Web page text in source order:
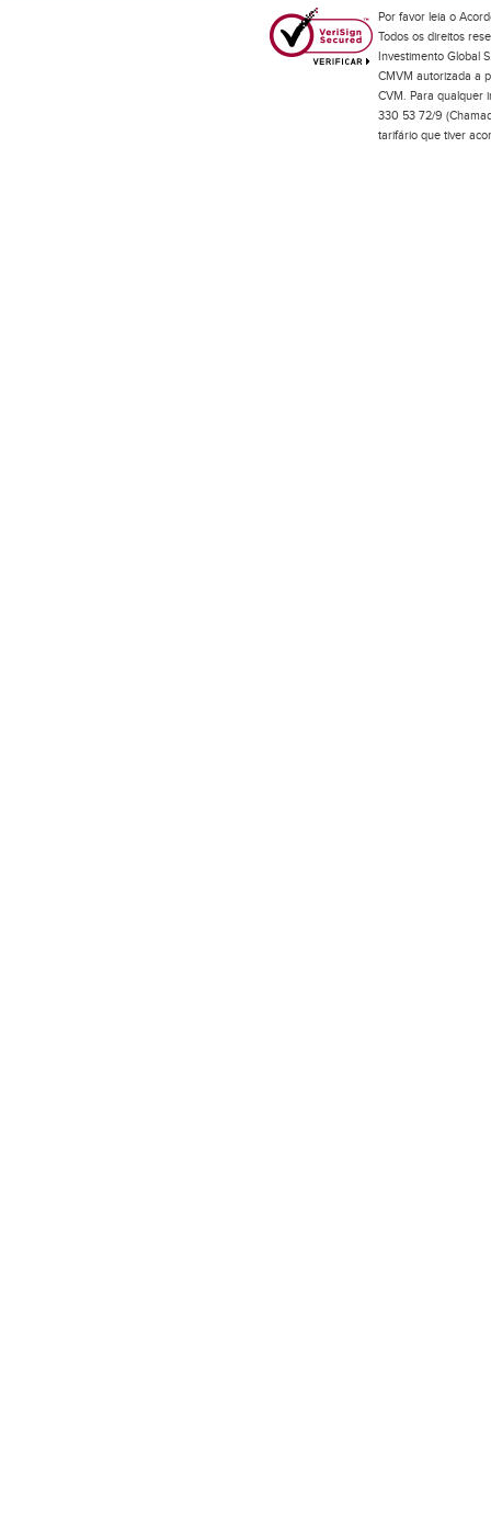
Por favor leia o
Todos os direitos
Investimento Global
CMVM autorizada a
CVM. Para qualquer
330 53 72/9
tarifário que tiver